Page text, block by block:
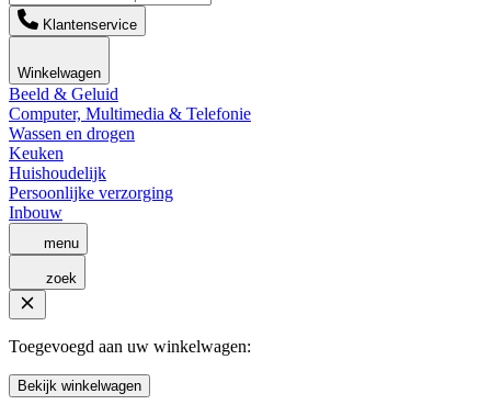
Klantenservice
Winkelwagen
Beeld & Geluid
Computer, Multimedia & Telefonie
Wassen en drogen
Keuken
Huishoudelijk
Persoonlijke verzorging
Inbouw
menu
zoek
Toegevoegd aan uw winkelwagen:
Bekijk winkelwagen